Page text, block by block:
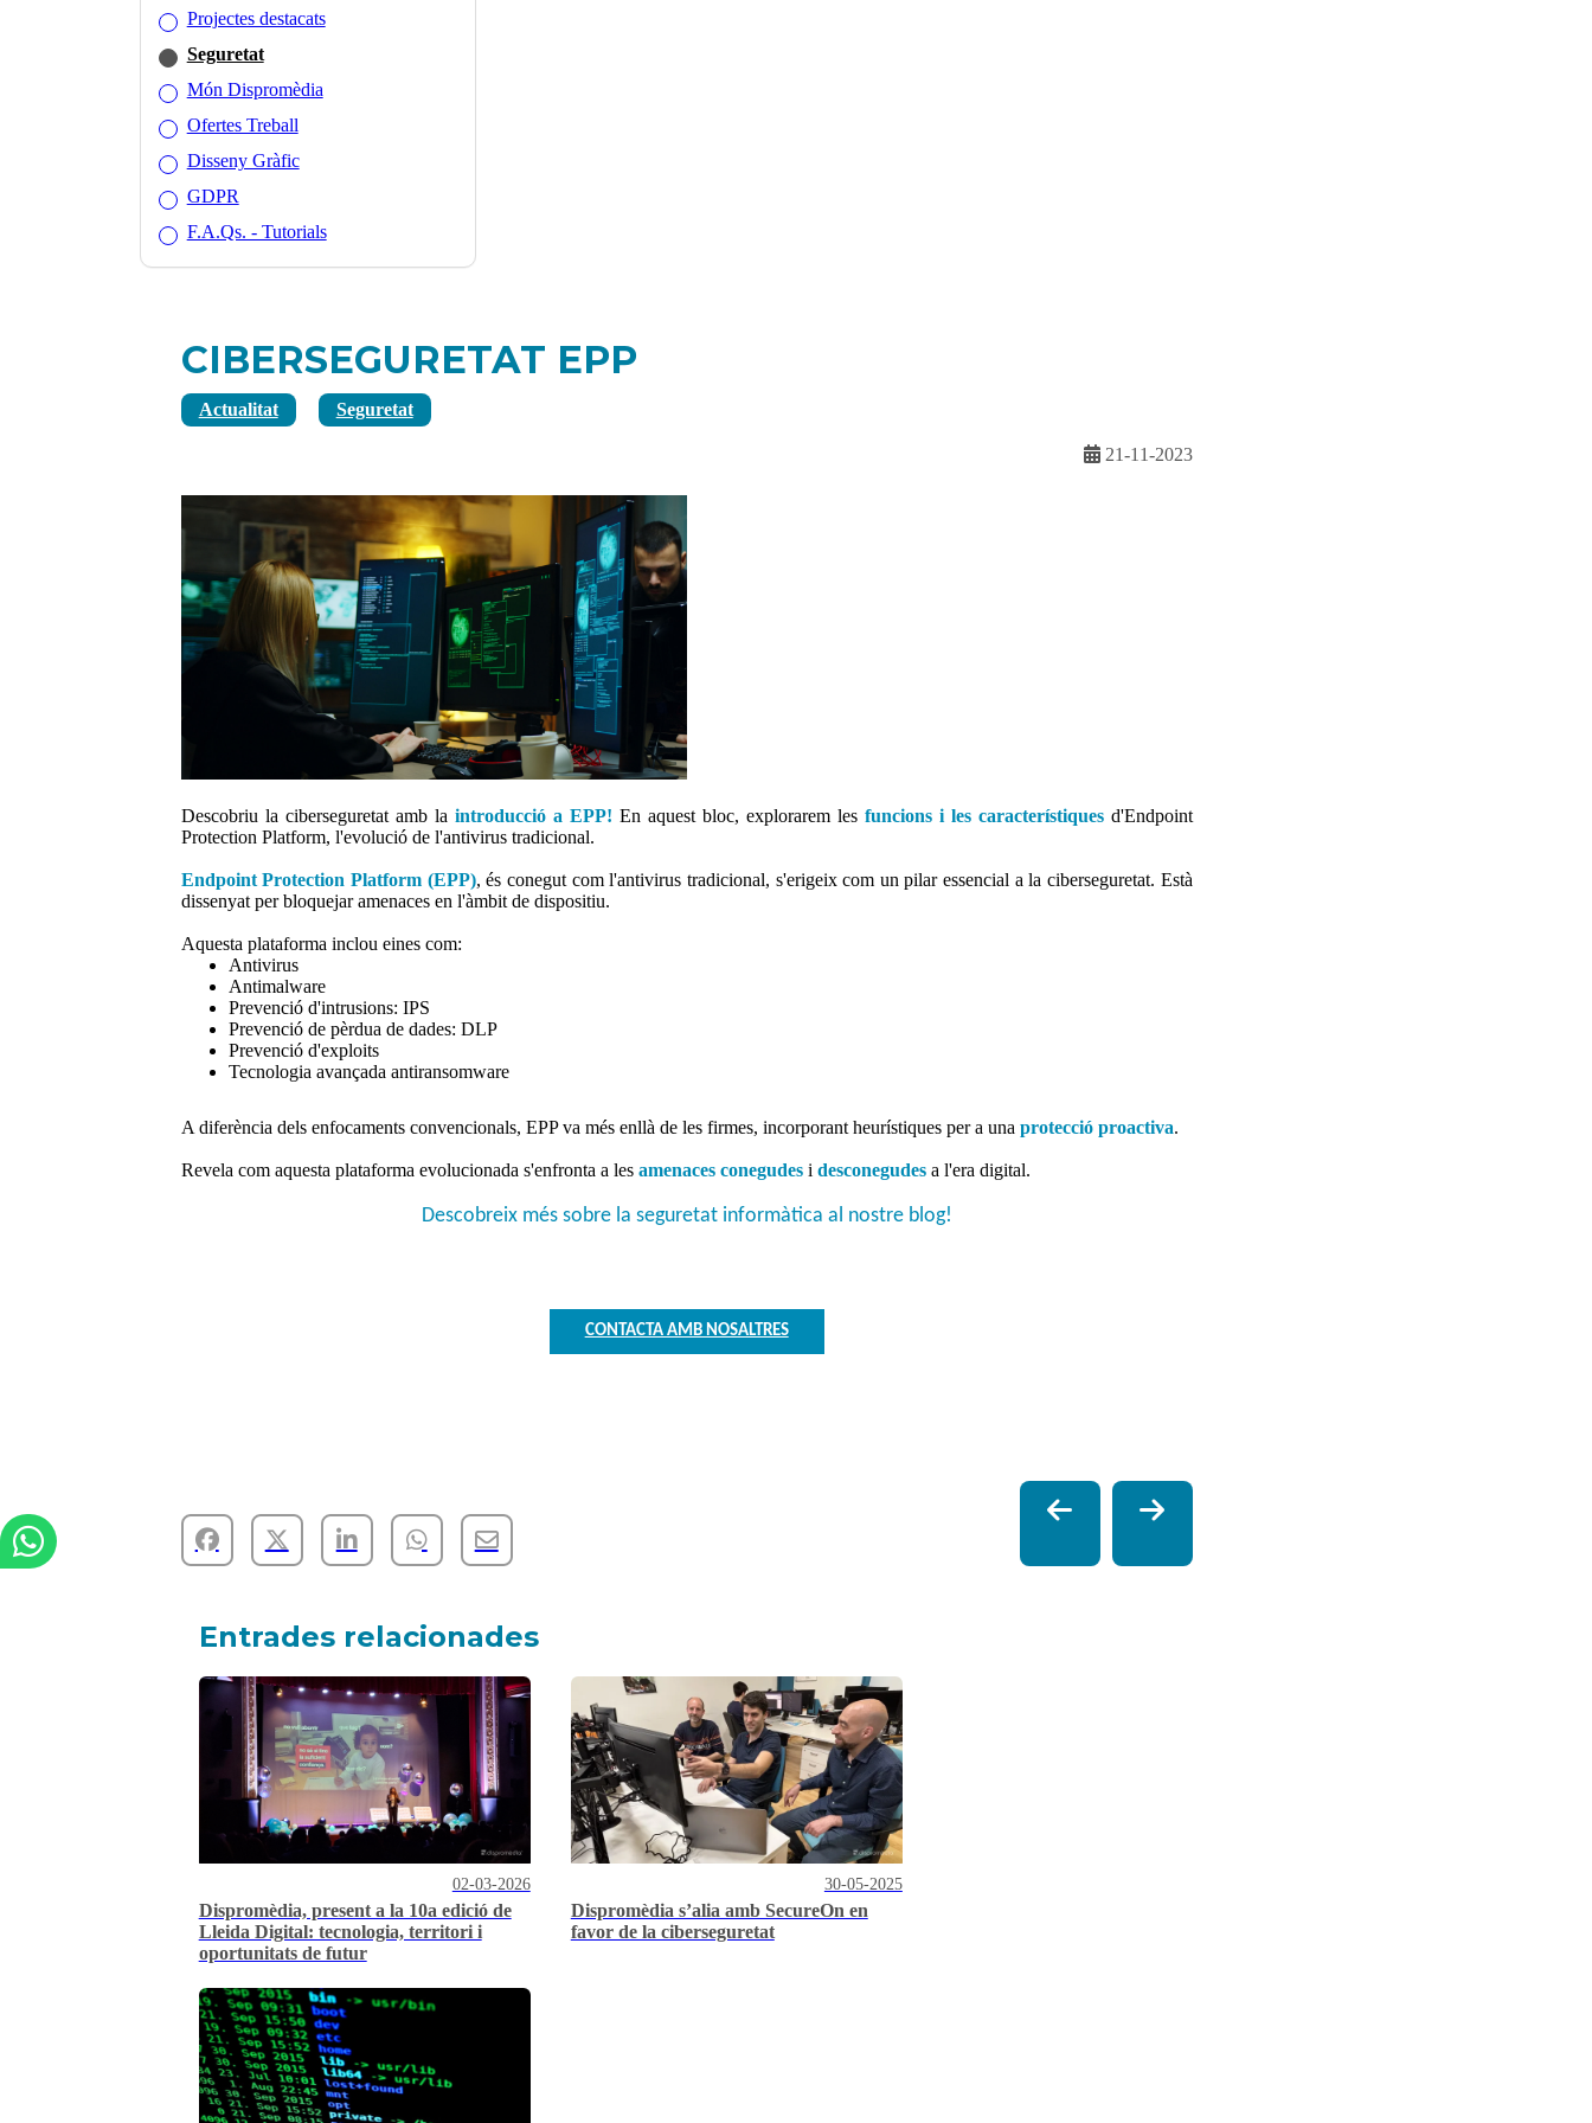
Projectes destacats
Seguretat
Món Dispromèdia
Ofertes Treball
Disseny Gràfic
GDPR
F.A.Qs. - Tutorials
CIBERSEGURETAT EPP
Actualitat Seguretat
21-11-2023
Descobriu la ciberseguretat amb la introducció a EPP! En aquest bloc, explorarem les funcions i les característiquesd'Endpoint
Protection Platform, l'evolució de l'antivirus tradicional.
Endpoint Protection Platform (EPP), és conegut com l'antivirus tradicional, s'erigeix com un pilar essencial a la ciberseguretat. Està
dissenyat per bloquejar amenaces en l'àmbit de dispositiu.
Aquesta plataforma inclou eines com:
Antivirus
Antimalware
Prevenció d'intrusions: IPS
Prevenció de pèrdua de dades: DLP
Prevenció d'exploits
Tecnologia avançada antiransomware
A diferència dels enfocaments convencionals, EPP va més enllà de les firmes, incorporant heurístiques per a una protecció proactiva.
Revela com aquesta plataforma evolucionada s'enfronta a lesamenaces conegudesi desconegudes a l'era digital.
Descobreix més sobre la seguretat informàtica al nostre blog!
CONTACTA AMB NOSALTRES
Entrades relacionades
Dispromèdia, present a la 10a edició de
Lleida Digital: tecnologia, territori i
oportunitats de futur
02-03-2026
Dispromèdia s’alia amb SecureOn en
favor de la ciberseguretat
30-05-2025